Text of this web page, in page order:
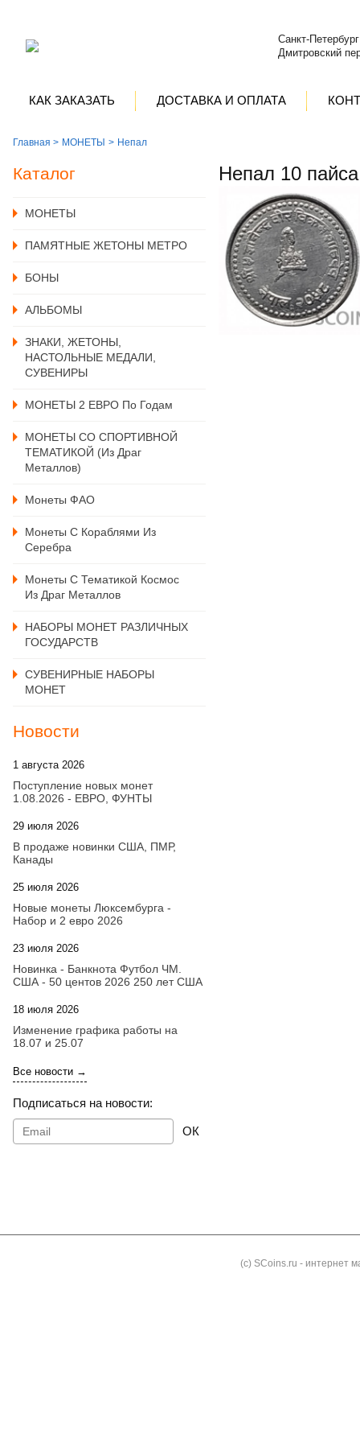
Санкт-Петербург
Дмитровский
КАК ЗАКАЗАТЬ ДОСТАВКА И ОПЛАТА
Главная > MОНЕТЫ Непал
Каталог
MОНЕТЫ
ПАМЯТНЫЕ ЖЕТОНЫ МЕТРО
БОНЫ
АЛЬБОМЫ
ЗНАКИ, ЖЕТОНЫ,
НАСТОЛЬНЫЕ МЕДАЛИ,
СУВЕНИРЫ
МОНЕТЫ 2 ЕВРО По Годам
МОНЕТЫ СО СПОРТИВНОЙ
ТЕМАТИКОЙ (из Драг
Металлов)
Монеты ФАО
Монеты С Кораблями Из
Серебра
Монеты С Тематикой Космос
Из Драг Металлов
НАБОРЫ МОНЕТ РАЗЛИЧНЫХ
ГОСУДАРСТВ
СУВЕНИРНЫЕ НАБОРЫ
МОНЕТ
Новости
1 августа 2026
Поступление новых монет
1.08.2026 - ЕВРО, ФУНТЫ
29 июля 2026
В продаже новинки США, ПМР,
Канады
25 июля 2026
Новые монеты Люксембурга -
Набор и 2 евро 2026
23 июля 2026
Новинка - Банкнота Футбол ЧМ.
США - 50 центов 2026 250 лет США
18 июля 2026
Изменение графика работы на
18.07 и 25.07
Все новости →
Подписаться на новости:
ОК
Непал 10
(с) SCoins.ru - интернет